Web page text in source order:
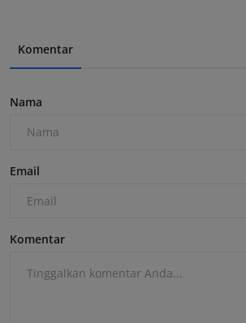
Komentar
Nama
Email
Komentar